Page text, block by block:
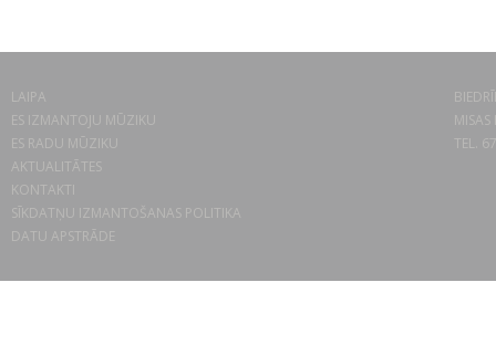
LAIPA
ES IZMANTOJU MŪZIKU
ES RADU MŪZIKU
AKTUALITĀTES
KONTAKTI
SĪKDATŅU IZMANTOŠANAS POLITIKA
DATU APSTRĀDE
TEL.